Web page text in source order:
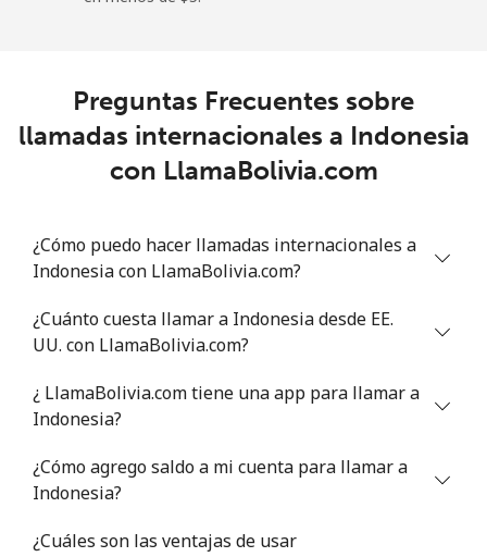
Línea fija 204 min por ⁦$10⁩
Celular ⁦13.9¢⁩ 71 min por ⁦$10⁩ -
Línea fija ⁦1.5¢⁩ 665 min por ⁦$10⁩
Celular ⁦1.6¢⁩ 625 min por ⁦$10⁩
Línea fija
Celular ⁦46.9¢⁩ 21 min por ⁦$10⁩ ⁦32¢⁩
Preguntas Frecuentes sobre
llamadas internacionales a Indonesia
con LlamaBolivia.com
¿Cómo puedo hacer llamadas internacionales a
Indonesia con LlamaBolivia.com?
¿Cuánto cuesta llamar a Indonesia desde EE.
UU. con LlamaBolivia.com?
¿ LlamaBolivia.com tiene una app para llamar a
Indonesia?
¿Cómo agrego saldo a mi cuenta para llamar a
Indonesia?
¿Cuáles son las ventajas de usar